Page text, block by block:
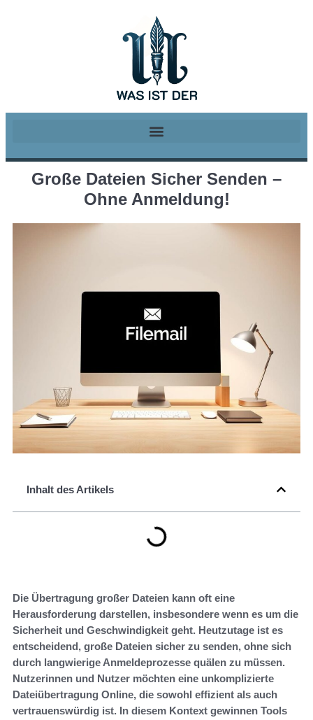
Große Dateien Sicher Senden –
Ohne Anmeldung!
Inhalt des Artikels
Die Übertragung großer Dateien kann oft eine
Herausforderung darstellen, insbesondere wenn es um die
Sicherheit und Geschwindigkeit geht. Heutzutage ist es
entscheidend, große Dateien sicher zu senden, ohne sich
durch langwierige Anmeldeprozesse quälen zu müssen.
Nutzerinnen und Nutzer möchten eine unkomplizierte
Dateiübertragung Online, die sowohl effizient als auch
vertrauenswürdig ist. In diesem Kontext gewinnen Tools